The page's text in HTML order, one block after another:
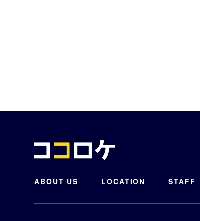
ABOUT US LOCATION STAFF